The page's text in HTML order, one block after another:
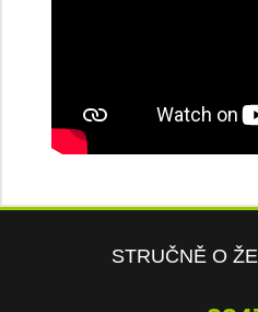
STRUČNĚ O